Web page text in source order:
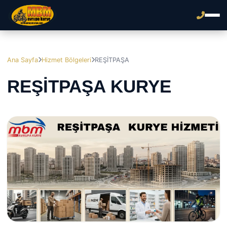
Ana Sayfa Hizmet Bölgeleri REŞİTPAŞA
REŞİTPAŞA KURYE